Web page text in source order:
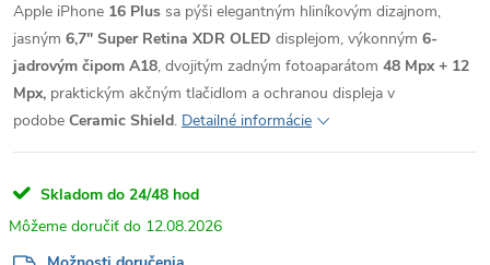
Apple iPhone 16 Plus sa pýši elegantným hliníkovým dizajnom,
jasným 6,7" Super Retina XDR OLED displejom, výkonným 6-
jadrovým čipom A18, dvojitým zadným fotoaparátom 48 Mpx + 12
Mpx, praktickým akčným tlačidlom a ochranou displeja v
podobe Ceramic Shield. Detailné informácie
Skladom do 24/48 hod
12.08.2026